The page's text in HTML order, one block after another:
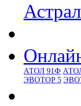
АТОЛ 91Ф
ЭВОТОР 5